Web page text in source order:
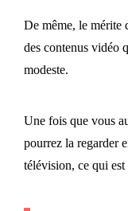
De même, le mérite
des contenus vidéo
modeste.
Une fois que vous
pourrez la regarder
télévision, ce qui